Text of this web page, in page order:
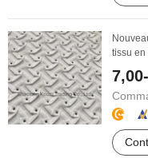
tissu en